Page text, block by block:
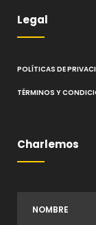
Legal
POLÍTICAS DE
TÉRMINOS Y
Charlemos